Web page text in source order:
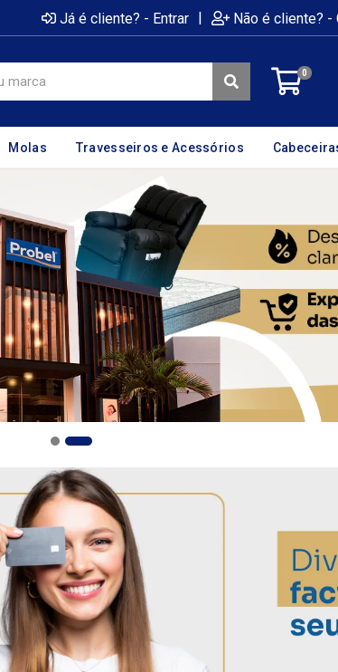
Já é cliente? - Entrar | Não é cliente? -
0
Molas Travesseiros e Acessórios